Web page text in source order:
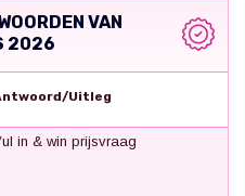
VAN
2026
Uitleg
in & win prijsvraag